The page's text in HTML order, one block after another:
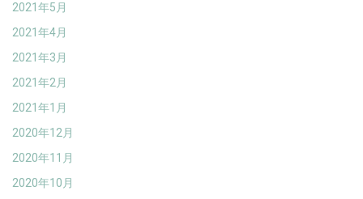
2021年5月
2021年4月
2021年3月
2021年2月
2021年1月
2020年12月
2020年11月
2020年10月